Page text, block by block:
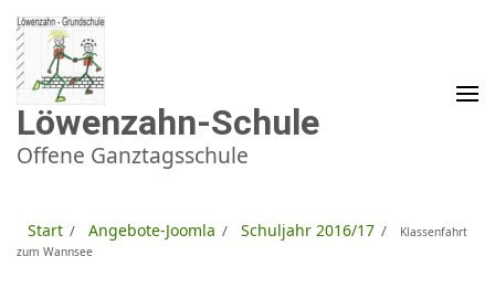
Zum
Inhalt
springen
(Enter
drücken)
Löwenzahn-Schule
Offene Ganztagsschule
Start / Angebote-Joomla / Schuljahr 2016/17 /
Klassenfahrt
zum Wannsee